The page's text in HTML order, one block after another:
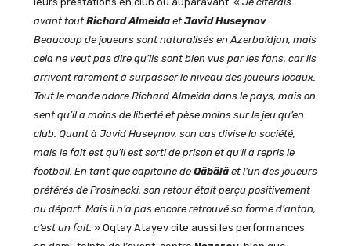
avant tout Richard Almeidaet Javid Huseynov.
Beaucoup de joueurs sont naturalisés en Azerbaïdjan, mais
cela ne veut pas dire qu’ils sont bien vus par les fans, car ils
arrivent rarement à surpasser le niveau des joueurs locaux.
Tout le monde adore Richard Almeida dans le pays, mais on
sent qu’il a moins de liberté et pèse moins sur le jeu qu’en
club. Quant à Javid Huseynov, son cas divise la société,
mais le fait est qu’il est sorti de prison et qu’il a repris le
football. En tant que capitaine de Qäbäläet l’un des joueurs
préférés de Prosinecki, son retour était perçu positivement
au départ. Mais il n’a pas encore retrouvé sa forme d’antan,
c’est un fait. » Oqtay Atayev cite aussi les performances